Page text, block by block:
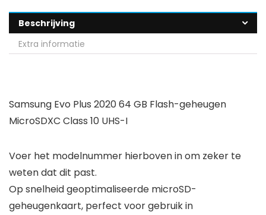
Beschrijving
Extra informatie
Samsung Evo Plus 2020 64 GB Flash-geheugen
MicroSDXC Class 10 UHS-I
Voer het modelnummer hierboven in om zeker te
weten dat dit past.
Op snelheid geoptimaliseerde microSD-
geheugenkaart, perfect voor gebruik in